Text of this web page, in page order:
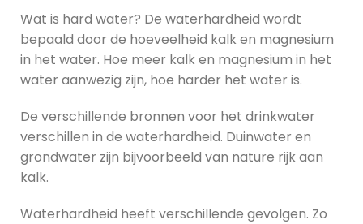
Wat is hard water? De waterhardheid wordt
bepaald door de hoeveelheid kalk en magnesium
in het water. Hoe meer kalk en magnesium in het
water aanwezig zijn, hoe harder het water is.
De verschillende bronnen voor het drinkwater
verschillen in de waterhardheid. Duinwater en
grondwater zijn bijvoorbeeld van nature rijk aan
kalk.
Waterhardheid heeft verschillende gevolgen. Zo